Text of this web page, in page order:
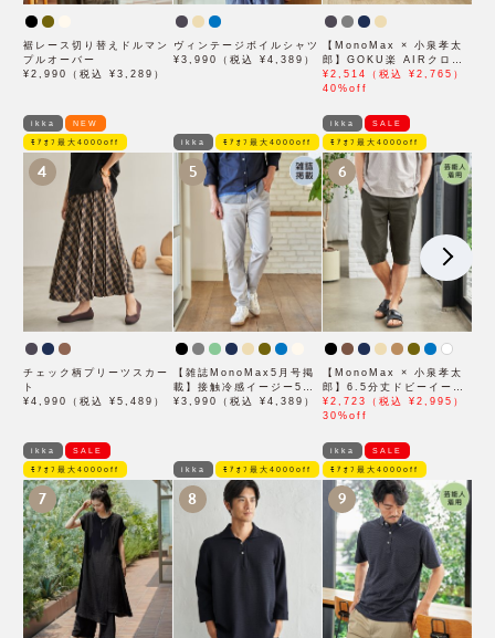
裾レース切り替えドルマン
プルオーバー
¥2,990（税込 ¥3,289）
ヴィンテージボイルシャツ
¥3,990（税込 ¥4,389）
【MonoMax × 小泉孝太
郎】GOKU楽 AIRクロッ
プドパンツ「小泉孝太郎さ
ん着用モデル」
¥2,514（税込 ¥2,765）
40%off
ikka NEW
ﾓｱｵﾌ最大4000off
4
チェック柄プリーツスカー
ト
¥4,990（税込 ¥5,489）
ikka ﾓｱｵﾌ最大4000off
5
【雑誌MonoMax5月号掲
載】接触冷感イージー5ポ
ケット
¥3,990（税込 ¥4,389）
ikka SALE
ﾓｱｵﾌ最大4000off
6
【MonoMax × 小泉孝太
郎】6.5分丈ドビーイージ
ーハーフパンツ「小泉孝太
郎さん着用モデル」
¥2,723（税込 ¥2,995）
30%off
ikka SALE
ﾓｱｵﾌ最大4000off
7
ikka ﾓｱｵﾌ最大4000off
8
ikka SALE
ﾓｱｵﾌ最大4000off
9